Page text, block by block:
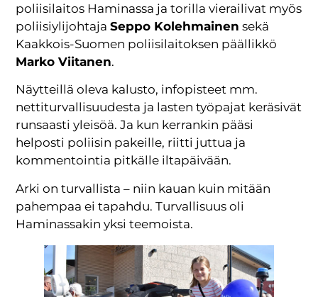
poliisilaitos Haminassa ja torilla vierailivat myös
poliisiylijohtajaSeppo Kolehmainen sekä
Kaakkois-Suomen poliisilaitoksen päällikkö
Marko Viitanen.
Näytteillä oleva kalusto, infopisteet mm.
nettiturvallisuudesta ja lasten työpajat keräsivät
runsaasti yleisöä. Ja kun kerrankin pääsi
helposti poliisin pakeille, riitti juttua ja
kommentointia pitkälle iltapäivään.
Arki on turvallista – niin kauan kuin mitään
pahempaa ei tapahdu. Turvallisuus oli
Haminassakin yksi teemoista.